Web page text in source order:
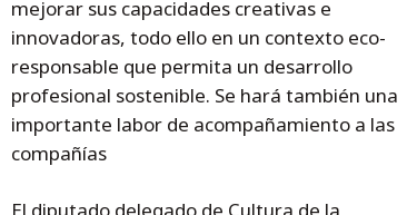
mejorar sus capacidades creativas e
innovadoras, todo ello en un contexto eco-
responsable que permita un desarrollo
profesional sostenible. Se hará también una
importante labor de acompañamiento a las
compañías